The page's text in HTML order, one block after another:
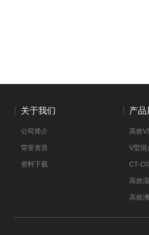
关于我们
公司简介
荣誉资质
资料下载
产品
高效V
V型混
CT-
高效
高效